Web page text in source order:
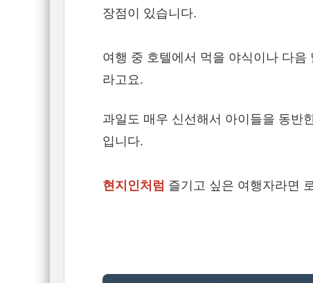
장점이 있습니다.
여행 중 호텔에서 먹을 야식이나 다
라고요.
과일도 매우 신선해서 아이들을 동반
입니다.
현지인처럼 즐기고 싶은 여행자라면